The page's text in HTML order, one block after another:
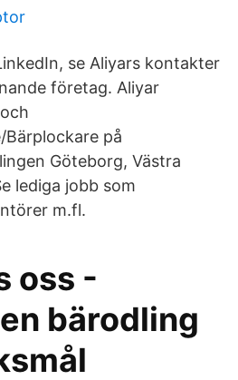
se Aliyars kontakter
företag. Aliyar
på
Göteborg, Västra
lediga jobb som
m.fl.
oss -
bärodling